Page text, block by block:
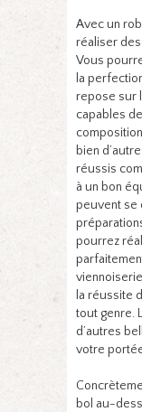
Avec un
réaliser
Vous
la
repose sur
capables
bien
réussis
à un bon
peuvent se
pourrez
la réussite
tout genre.
d’autres
votre
bol au-